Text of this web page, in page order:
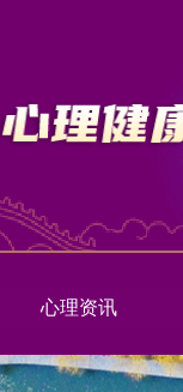
心理资讯